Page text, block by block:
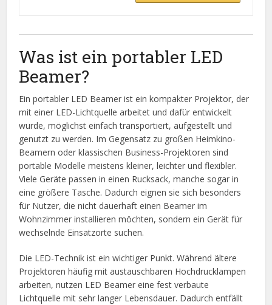
Was ist ein portabler LED
Beamer?
Ein portabler LED Beamer ist ein kompakter Projektor, der
mit einer LED-Lichtquelle arbeitet und dafür entwickelt
wurde, möglichst einfach transportiert, aufgestellt und
genutzt zu werden. Im Gegensatz zu großen Heimkino-
Beamern oder klassischen Business-Projektoren sind
portable Modelle meistens kleiner, leichter und flexibler.
Viele Geräte passen in einen Rucksack, manche sogar in
eine größere Tasche. Dadurch eignen sie sich besonders
für Nutzer, die nicht dauerhaft einen Beamer im
Wohnzimmer installieren möchten, sondern ein Gerät für
wechselnde Einsatzorte suchen.
Die LED-Technik ist ein wichtiger Punkt. Während ältere
Projektoren häufig mit austauschbaren Hochdrucklampen
arbeiten, nutzen LED Beamer eine fest verbaute
Lichtquelle mit sehr langer Lebensdauer. Dadurch entfällt